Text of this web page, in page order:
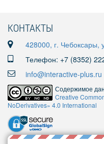
КОНТАКТЫ
428000, г. Чебоксары,
Телефон: +7 (8352)
info@interactive-plus.ru
Содержимое
Creative
NoDerivatives» 4.0 International